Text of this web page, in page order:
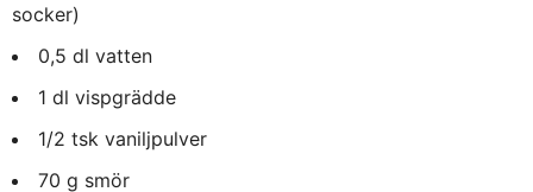
socker)
0,5 dl vatten
1 dl vispgrädde
1/2 tsk vaniljpulver
70 g smör